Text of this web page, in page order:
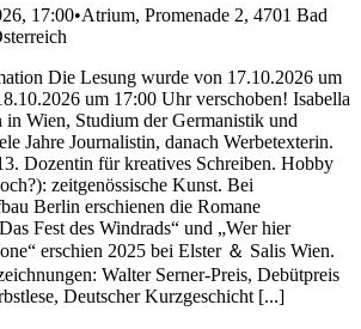
17:00•Atrium, Promenade 2, 4701 Bad
Die Lesung wurde von 17.10.2026 um
um 17:00 Uhr verschoben! Isabella
in Wien, Studium der Germanistik und
Jahre Journalistin, danach Werbetexterin.
Dozentin für kreatives Schreiben. Hobby
zeitgenössische Kunst. Bei
Berlin erschienen die Romane
Fest des Windrads“ und „Wer hier
erschien 2025 bei Elster ＆ Salis Wien.
Walter Serner-Preis, Debütpreis
Deutscher Kurzgeschicht [...]